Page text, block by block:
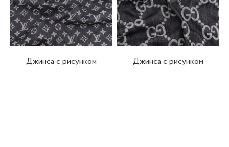
Джинса с рисунком Джинса с рисунком